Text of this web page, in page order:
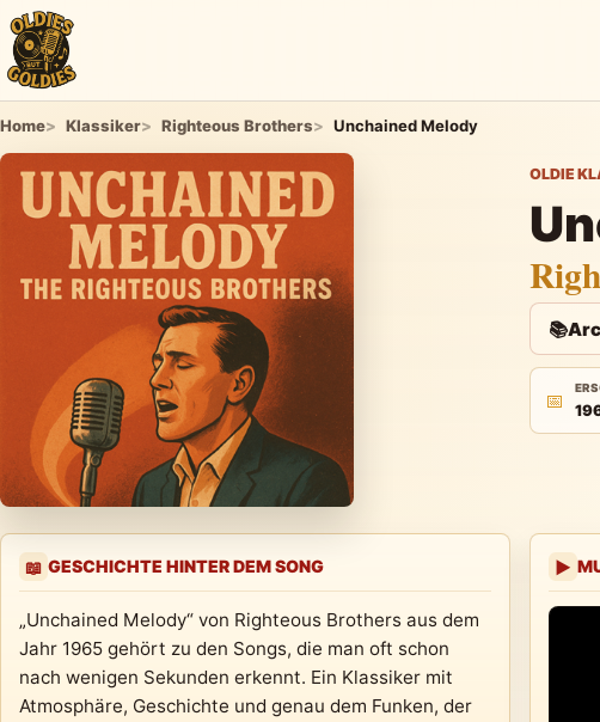
Home Klassiker Righteous Brothers Unchained Melody
OLDIE
📚
📅
📖 GESCHICHTE HINTER DEM SONG
„Unchained Melody“ von Righteous Brothers aus dem
Jahr 1965 gehört zu den Songs, die man oft schon
nach wenigen Sekunden erkennt. Ein Klassiker mit
Atmosphäre, Geschichte und genau dem Funken, der
▶